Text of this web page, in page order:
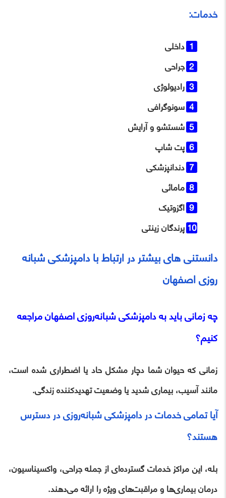
خدمات:
داخلی
جراحی
رادیولوژی
سونوگرافی
شستشو و آرایش
پت شاپ
دندانپزشکی
مامائی
اگزوتیک
پرندگان زینتی
دانستنی های بیشتر در ارتباط با دامپزشکی شبانه
روزی اصفهان
چه زمانی باید به دامپزشکی شبانه‌روزی اصفهان مراجعه
کنیم؟
زمانی که حیوان شما دچار مشکل حاد یا اضطراری شده است،
مانند آسیب، بیماری شدید یا وضعیت تهدیدکننده زندگی.
آیا تمامی خدمات در دامپزشکی شبانه‌روزی در دسترس
هستند؟
بله، این مراکز خدمات گسترده‌ای از جمله جراحی، واکسیناسیون،
درمان بیماری‌ها و مراقبت‌های ویژه را ارائه می‌دهند.